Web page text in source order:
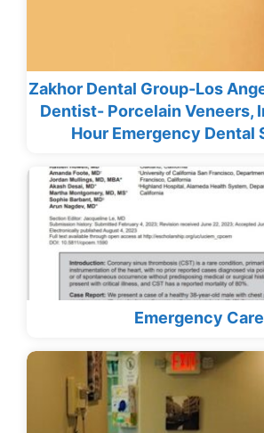
Zakhor Dental Group-Los
Dentist- Porcelain Veneers,
Hour Emergency Dental
Emergency Care